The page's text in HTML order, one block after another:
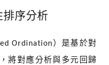
排序分析
Ordination）是基於對
將對應分析與多元回歸